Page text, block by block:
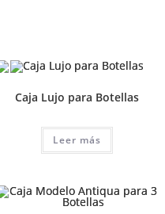
Caja Lujo para Botellas
Leer más